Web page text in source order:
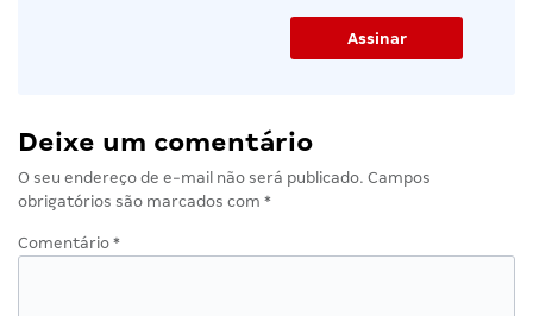
Deixe um comentário
O seu endereço de e-mail não será publicado. Campos
obrigatórios são marcados com *
Comentário *